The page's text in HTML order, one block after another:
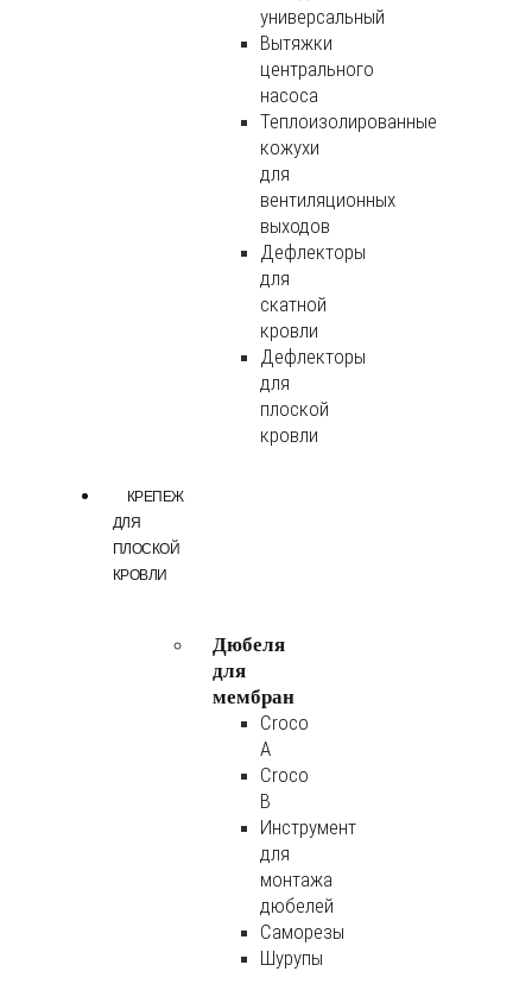
универсальный
Вытяжки
центрального
насоса
Теплоизолированные
кожухи
для
вентиляционных
выходов
Дефлекторы
для
скатной
кровли
Дефлекторы
для
плоской
кровли
КРЕПЕЖ
ДЛЯ
ПЛОСКОЙ
КРОВЛИ
Дюбеля
для
мембран
Croco
A
Croco
B
Инструмент
для
монтажа
дюбелей
Саморезы
Шурупы